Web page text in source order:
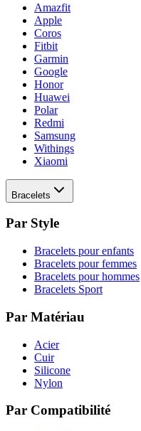
Amazfit
Apple
Coros
Fitbit
Garmin
Google
Honor
Huawei
Polar
Redmi
Samsung
Withings
Xiaomi
Bracelets
Par Style
Bracelets pour enfants
Bracelets pour femmes
Bracelets pour hommes
Bracelets Sport
Par Matériau
Acier
Cuir
Silicone
Nylon
Par Compatibilité